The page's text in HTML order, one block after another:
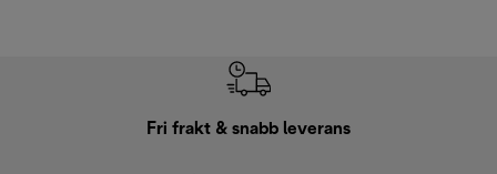
Fri frakt & snabb leverans